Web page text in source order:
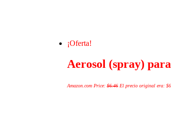
¡Oferta!
Aerosol (spray)
Amazon.com Price: $6.46 El precio original era: